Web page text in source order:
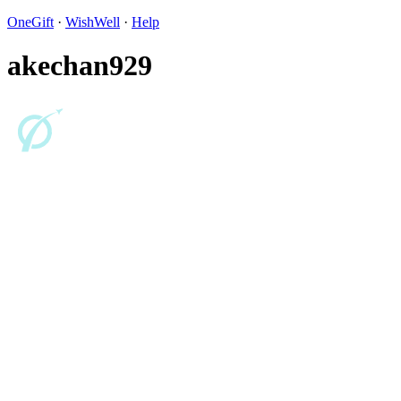
OneGift · WishWell · Help
akechan929